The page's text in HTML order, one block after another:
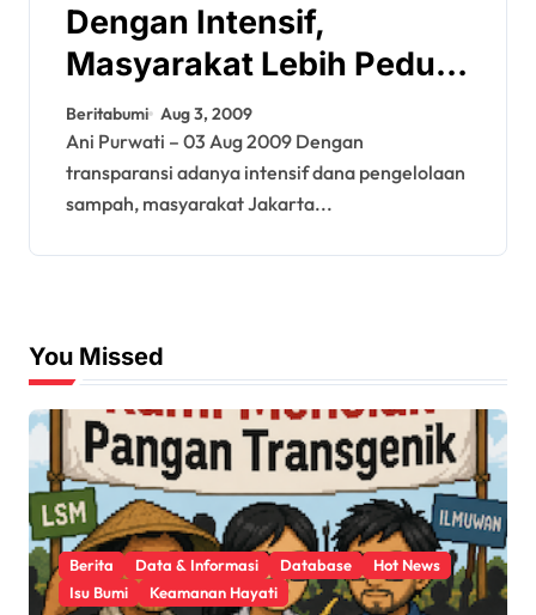
Dengan Intensif,
Masyarakat Lebih Peduli
Sampah
Beritabumi Aug 3, 2009
Ani Purwati – 03 Aug 2009 Dengan
transparansi adanya intensif dana pengelolaan
sampah, masyarakat Jakarta...
You Missed
Berita Data & Informasi Database
Hot News
Isu Bumi
Keamanan Hayati